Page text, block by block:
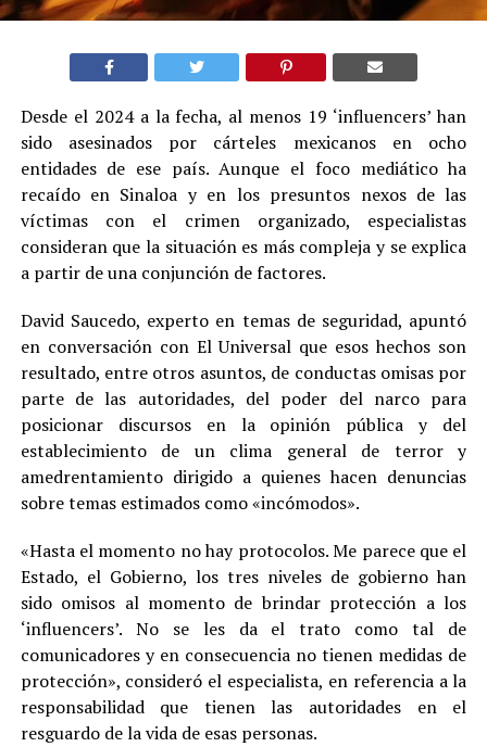
Desde el 2024 a la fecha, al menos 19 ‘influencers’ han
sido asesinados por cárteles mexicanos en ocho
entidades de ese país. Aunque el foco mediático ha
recaído en Sinaloa y en los presuntos nexos de las
víctimas con el crimen organizado, especialistas
consideran que la situación es más compleja y se explica
a partir de una conjunción de factores.
David Saucedo, experto en temas de seguridad, apuntó
en conversación con El Universal que esos hechos son
resultado, entre otros asuntos, de conductas omisas por
parte de las autoridades, del poder del narco para
posicionar discursos en la opinión pública y del
establecimiento de un clima general de terror y
amedrentamiento dirigido a quienes hacen denuncias
sobre temas estimados como «incómodos».
«Hasta el momento no hay protocolos. Me parece que el
Estado, el Gobierno, los tres niveles de gobierno han
sido omisos al momento de brindar protección a los
‘influencers’. No se les da el trato como tal de
comunicadores y en consecuencia no tienen medidas de
protección», consideró el especialista, en referencia a la
responsabilidad que tienen las autoridades en el
resguardo de la vida de esas personas.